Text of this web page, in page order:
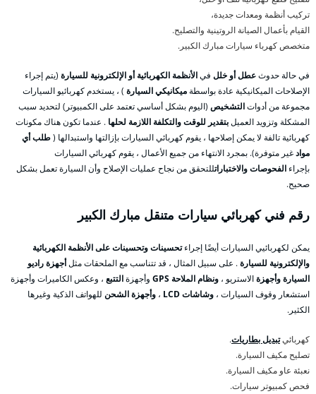
تركيب أنظمة ومعدات جديدة،
القيام بأعمال الصيانة الروتينية والتصليح.
متخصص كهرباء سيارات مبارك الكبير.
في حالة حدوثعطل أو خلل فيالأنظمة الكهربائية أو الإلكترونية للسيارة (يتم إجراء
الإصلاحات الميكانيكية عادة بواسطةميكانيكي السيارة ) ، يستخدم كهربائيو السيارات
مجموعة من أدواتالتشخيص (اليوم بشكل أساسي تعتمد على الكمبيوتر) لتحديد سبب
المشكلة وتزويد العميلبتقدير للوقت والتكلفة اللازمة لحلها . عندما تكون هناك مكونات
كهربائية تالفة لا يمكن إصلاحها ، يقوم كهربائي السيارات بإزالتها واستبدالها (طلب أي
موادغير متوفرة). بمجرد الانتهاء من جميع الأعمال ، يقوم كهربائي السيارات
بإجراء الفحوصات والاختباراتللتحقق من نجاح عمليات الإصلاح وأن السيارة تعمل بشكل
صحيح.
رقم فني كهربائي سيارات متنقل مبارك الكبير
يمكن لكهربائيي السيارات أيضًا إجراءتحسينات وتحسينات على الأنظمة الكهربائية
والإلكترونية للسيارة. على سبيل المثال ، قد تتناسب مع الملحقات مثلأجهزة راديو
السيارة وأجهزةالاستريو ، ونظام الملاحة GPS وأجهزةالتتبع ، وعكس الكاميرات وأجهزة
استشعار وقوف السيارات ، وشاشات LCD ، وأجهزة الشحن للهواتف الذكية وغيرها
الكثير.
كهربائيتبديل بطاريات.
تصليح مكيف السيارة.
نعبئة عاو مكيف السيارة.
فحص كمبيوتر سيارات.